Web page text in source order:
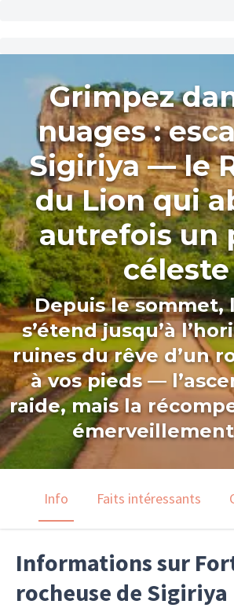
Grimpez
nuages :
Sigiriya — le
du Lion qui
autrefois un
céleste
Depuis le sommet,
s’étend jusqu’à
ruines du rêve d’un
à vos pieds —
raide, mais la
Info Faits intéressants
Informations sur
rocheuse de Sigiriya